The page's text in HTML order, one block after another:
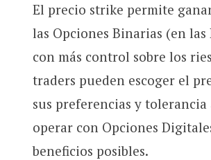
El precio strike permite
las Opciones Binarias (en
con más control sobre los
traders pueden escoger el
sus preferencias y
operar con Opciones
beneficios posibles.